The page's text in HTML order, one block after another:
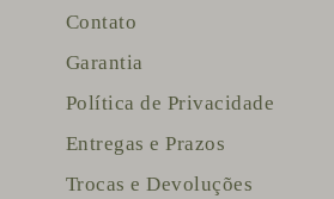
Contato
Garantia
Política de Privacidade
Entregas e Prazos
Trocas e Devoluções